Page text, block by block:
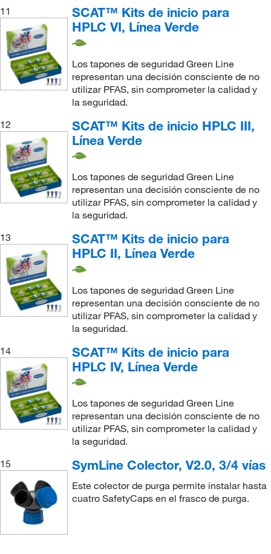
11
SCAT™ Kits de inicio para
HPLC VI, Línea Verde
Los tapones de seguridad Green Line
representan una decisión consciente de no
utilizar PFAS, sin comprometer la calidad y
la seguridad.
12
SCAT™ Kits de inicio HPLC III,
Línea Verde
Los tapones de seguridad Green Line
representan una decisión consciente de no
utilizar PFAS, sin comprometer la calidad y
la seguridad.
13
SCAT™ Kits de inicio para
HPLC II, Línea Verde
Los tapones de seguridad Green Line
representan una decisión consciente de no
utilizar PFAS, sin comprometer la calidad y
la seguridad.
14
SCAT™ Kits de inicio para
HPLC IV, Línea Verde
Los tapones de seguridad Green Line
representan una decisión consciente de no
utilizar PFAS, sin comprometer la calidad y
la seguridad.
15
SymLine Colector, V2.0, 3/4 vías
Este colector de purga permite instalar hasta
cuatro SafetyCaps en el frasco de purga.